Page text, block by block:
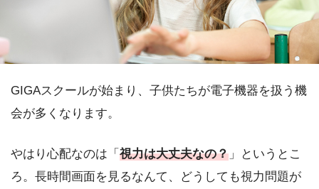
GIGAスクールが始まり、子供たちが電子機器を扱う機
会が多くなります。
やはり心配なのは「 視力は大丈夫なの？ 」というとこ
ろ。長時間画面を見るなんて、どうしても視力問題が